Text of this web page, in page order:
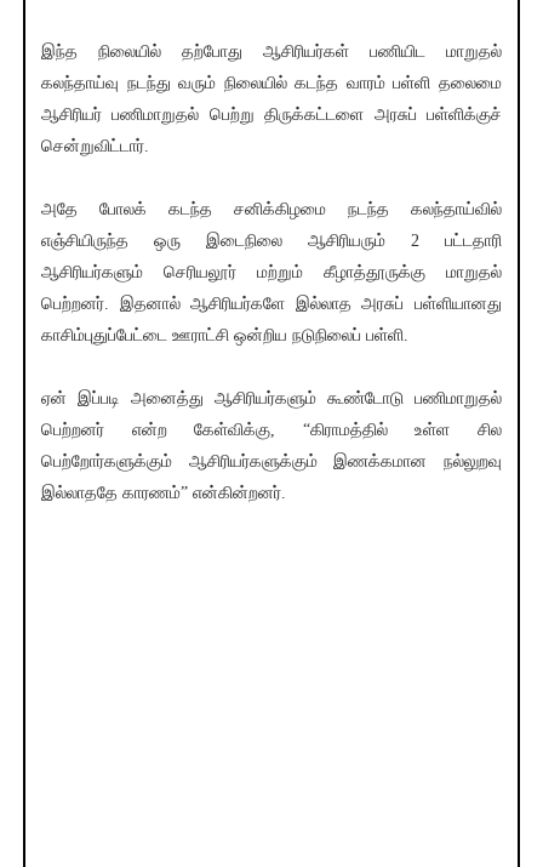
இந்த நிலையில் தற்போது ஆசிரியர்கள் பணியிட மாறுதல்
கலந்தாய்வு நடந்து வரும் நிலையில் கடந்த வாரம் பள்ளி தலைமை
ஆசிரியர் பணிமாறுதல் பெற்று திருக்கட்டளை அரசுப் பள்ளிக்குச்
சென்றுவிட்டார்.
அதே போலக் கடந்த சனிக்கிழமை நடந்த கலந்தாய்வில்
எஞ்சியிருந்த ஒரு இடைநிலை ஆசிரியரும் 2 பட்டதாரி
ஆசிரியர்களும் செரியலூர் மற்றும் கீழாத்தூருக்கு மாறுதல்
பெற்றனர். இதனால் ஆசிரியர்களே இல்லாத அரசுப் பள்ளியானது
காசிம்புதுப்பேட்டை ஊராட்சி ஒன்றிய நடுநிலைப் பள்ளி.
ஏன் இப்படி அனைத்து ஆசிரியர்களும் கூண்டோடு பணிமாறுதல்
பெற்றனர் என்ற கேள்விக்கு, “கிராமத்தில் உள்ள சில
பெற்றோர்களுக்கும் ஆசிரியர்களுக்கும் இணக்கமான நல்லுறவு
இல்லாததே காரணம்” என்கின்றனர்.